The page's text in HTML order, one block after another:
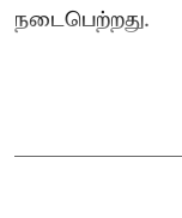
நடைபெற்றது.